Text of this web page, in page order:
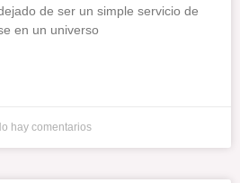
de ser un simple servicio de
en un universo
hay comentarios